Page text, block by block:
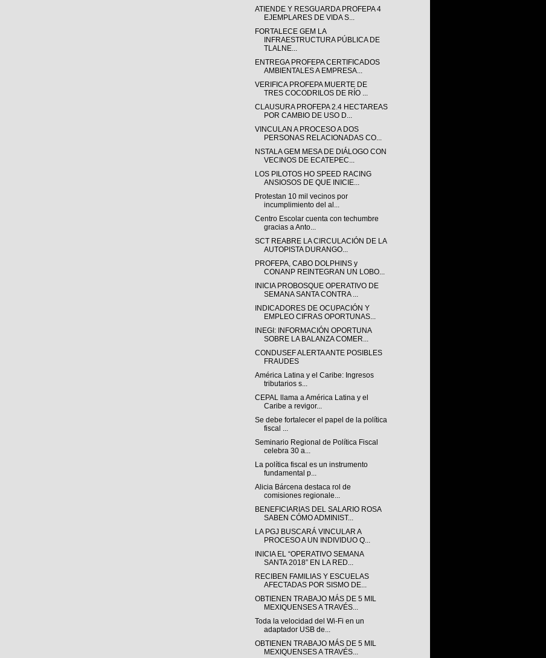
ATIENDE Y RESGUARDA PROFEPA 4
EJEMPLARES DE VIDA S...
FORTALECE GEM LA
INFRAESTRUCTURA PÚBLICA DE
TLALNE...
ENTREGA PROFEPA CERTIFICADOS
AMBIENTALES A EMPRESA...
VERIFICA PROFEPA MUERTE DE
TRES COCODRILOS DE RÍO ...
CLAUSURA PROFEPA 2.4 HECTAREAS
POR CAMBIO DE USO D...
VINCULAN A PROCESO A DOS
PERSONAS RELACIONADAS CO...
NSTALA GEM MESA DE DIÁLOGO CON
VECINOS DE ECATEPEC...
LOS PILOTOS HO SPEED RACING
ANSIOSOS DE QUE INICIE...
Protestan 10 mil vecinos por
incumplimiento del al...
Centro Escolar cuenta con techumbre
gracias a Anto...
SCT REABRE LA CIRCULACIÓN DE LA
AUTOPISTA DURANGO...
PROFEPA, CABO DOLPHINS y
CONANP REINTEGRAN UN LOBO...
INICIA PROBOSQUE OPERATIVO DE
SEMANA SANTA CONTRA ...
INDICADORES DE OCUPACIÓN Y
EMPLEO CIFRAS OPORTUNAS...
INEGI: INFORMACIÓN OPORTUNA
SOBRE LA BALANZA COMER...
CONDUSEF ALERTA ANTE POSIBLES
FRAUDES
América Latina y el Caribe: Ingresos
tributarios s...
CEPAL llama a América Latina y el
Caribe a revigor...
Se debe fortalecer el papel de la política
fiscal ...
Seminario Regional de Política Fiscal
celebra 30 a...
La política fiscal es un instrumento
fundamental p...
Alicia Bárcena destaca rol de
comisiones regionale...
BENEFICIARIAS DEL SALARIO ROSA
SABEN CÓMO ADMINIST...
LA PGJ BUSCARÁ VINCULAR A
PROCESO A UN INDIVIDUO Q...
INICIA EL “OPERATIVO SEMANA
SANTA 2018” EN LA RED...
RECIBEN FAMILIAS Y ESCUELAS
AFECTADAS POR SISMO DE...
OBTIENEN TRABAJO MÁS DE 5 MIL
MEXIQUENSES A TRAVÉS...
Toda la velocidad del Wi-Fi en un
adaptador USB de...
OBTIENEN TRABAJO MÁS DE 5 MIL
MEXIQUENSES A TRAVÉS...